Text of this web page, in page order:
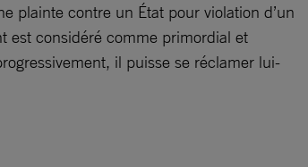
plainte contre un État pour violation d’un
est considéré comme primordial et
il puisse se réclamer lui-